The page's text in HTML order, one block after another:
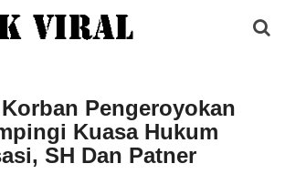
Pengeroyokan
Kuasa Hukum
SH Dan Patner